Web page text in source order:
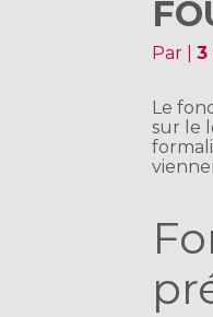
Par |3
Le
sur le